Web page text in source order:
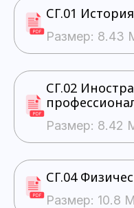
СГ.01
Размер: 8.43
СГ.02
Размер: 8.42
СГ.04
Размер: 10.8